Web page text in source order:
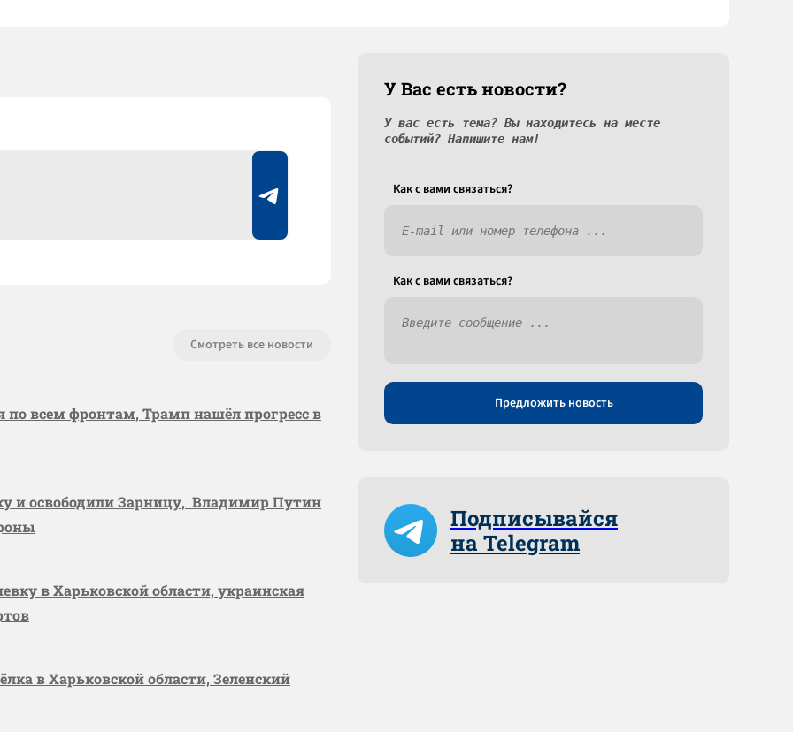
Смотреть все новости
по всем фронтам, Трамп нашёл прогресс в
и освободили Зарницу, Владимир Путин
в Харьковской области, украинская
в Харьковской области, Зеленский
У Вас есть новости?
У вас есть тема? Вы находитесь на месте
событий? Напишите нам!
Как c вами связаться?
Как c вами связаться?
Предложить новость
Подписывайся
на Telegram